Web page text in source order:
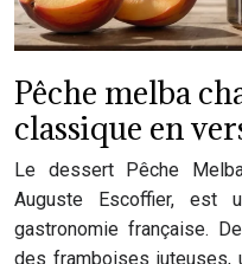
Pêche melba
classique en
Le dessert Pêche
Auguste Escoffier, est
gastronomie française.
des framboises juteuses,